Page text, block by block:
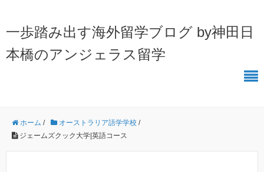
一歩踏み出す海外留学ブログ by神田日
本橋のアンジェラス留学
ホーム / オーストラリア語学学校 /
ジェームズクック大学|英語コース